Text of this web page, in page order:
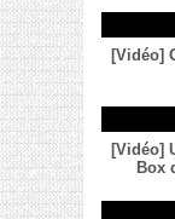
[Vidéo]
[Vidéo]
Box